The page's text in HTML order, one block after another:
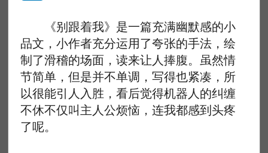
《别跟着我》是一篇充满幽默感的小
品文，小作者充分运用了夸张的手法，绘
制了滑稽的场面，读来让人捧腹。虽然情
节简单，但是并不单调，写得也紧凑，所
以很能引人入胜，看后觉得机器人的纠缠
不休不仅叫主人公烦恼，连我都感到头疼
了呢。